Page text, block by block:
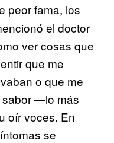
peor fama, los
el doctor
ver cosas que
que me
o que me
sabor —lo más
oír voces. En
se